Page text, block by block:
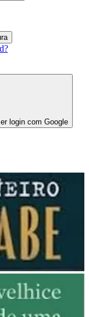
login com Google